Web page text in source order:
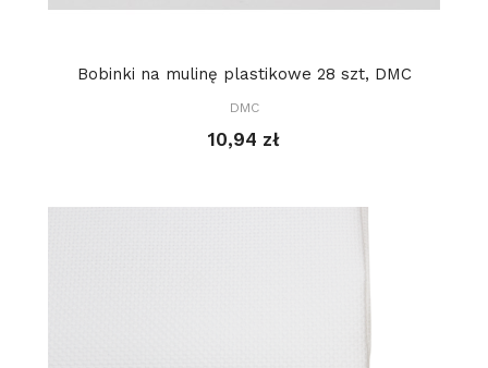
Bobinki na mulinę plastikowe 28 szt, DMC
DMC
10,94 zł